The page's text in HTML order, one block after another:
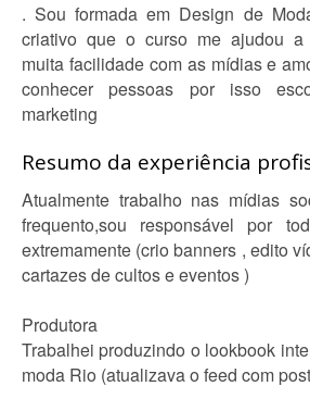
. Sou formada em Design de
criativo que o curso me ajudou a
muita facilidade com as mídias e
conhecer pessoas por isso
marketing
Resumo da experiência
Atualmente trabalho nas mídias
frequento,sou responsável por
extremamente (crio banners , edito
cartazes de cultos e eventos )
Produtora
Trabalhei produzindo o lookbook
moda Rio (atualizava o feed com